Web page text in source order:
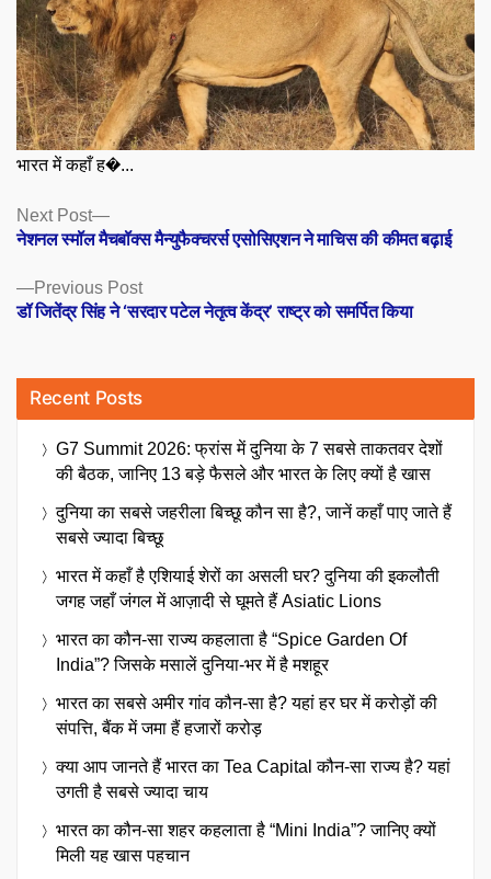
भारत में कहाँ ह�...
Posts
navigation
Previous PostPrevious
post:
डॉ जितेंद्र सिंह ने ‘सरदार पटेल नेतृत्व केंद्र’ राष्ट्र को समर्पित किया
Next Post
Next
post:
नेशनल स्मॉल मैचबॉक्स मैन्युफैक्चरर्स एसोसिएशन ने माचिस की कीमत बढ़ाई
Recent Posts
G7 Summit 2026: फ्रांस में दुनिया के 7 सबसे ताकतवर देशों
की बैठक, जानिए 13 बड़े फैसले और भारत के लिए क्यों है खास
दुनिया का सबसे जहरीला बिच्छू कौन सा है?, जानें कहाँ पाए जाते हैं
सबसे ज्यादा बिच्छू
भारत में कहाँ है एशियाई शेरों का असली घर? दुनिया की इकलौती
जगह जहाँ जंगल में आज़ादी से घूमते हैं Asiatic Lions
भारत का कौन-सा राज्य कहलाता है “Spice Garden Of
India”? जिसके मसालें दुनिया-भर में है मशहूर
भारत का सबसे अमीर गांव कौन-सा है? यहां हर घर में करोड़ों की
संपत्ति, बैंक में जमा हैं हजारों करोड़
क्या आप जानते हैं भारत का Tea Capital कौन-सा राज्य है? यहां
उगती है सबसे ज्यादा चाय
भारत का कौन-सा शहर कहलाता है “Mini India”? जानिए क्यों
मिली यह खास पहचान